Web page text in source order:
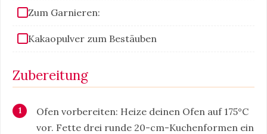
Zum Garnieren:
Kakaopulver zum Bestäuben
Zubereitung
Ofen vorbereiten: Heize deinen Ofen auf 175°C
vor. Fette drei runde 20-cm-Kuchenformen ein